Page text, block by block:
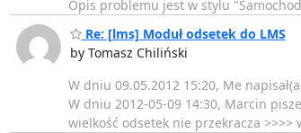
Opis problemu jest w stylu
Re: [lms] Moduł odsetek do LMS
by Tomasz Chiliński
W dniu 09.05.2012 15:20, Me
W dniu 2012-05-09 14:30, Marcin
wielkość odsetek nie przekracza